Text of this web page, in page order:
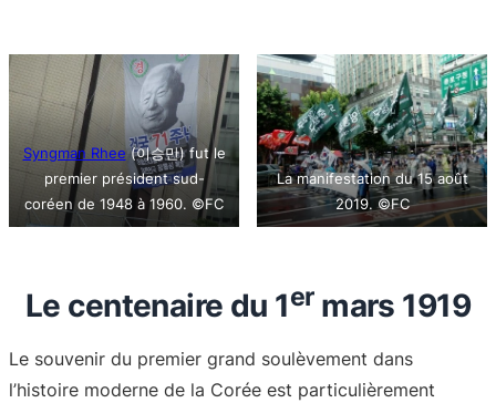
Syngman Rhee(이승만) fut le
premier président sud-
coréen de 1948 à 1960. ©FC
La manifestation du 15 août
2019. ©FC
Le centenaire du 1ermars 1919
Le souvenir du premier grand soulèvement dans
l’histoire moderne de la Corée est particulièrement